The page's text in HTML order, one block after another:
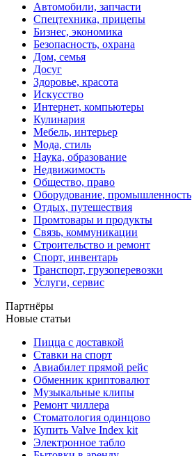
Автомобили, запчасти
Спецтехника, прицепы
Бизнес, экономика
Безопасность, охрана
Дом, семья
Досуг
Здоровье, красота
Искусство
Интернет, компьютеры
Кулинария
Мебель, интерьер
Мода, стиль
Наука, образование
Недвижимость
Общество, право
Оборудование, промышленность
Отдых, путешествия
Промтовары и продукты
Связь, коммуникации
Строительство и ремонт
Спорт, инвентарь
Транспорт, грузоперевозки
Услуги, сервис
Партнёры
Новые статьи
Пицца с доставкой
Ставки на спорт
Авиабилет прямой рейс
Обменник криптовалют
Музыкальные клипы
Ремонт чиллера
Стоматология одинцово
Купить Valve Index kit
Электронное табло